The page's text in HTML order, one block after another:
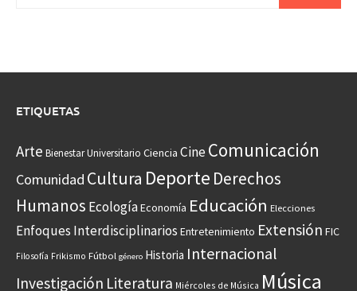
ETIQUETAS
Arte Bienestar Universitario Ciencia CineComunicación
Comunidad Cultura Deporte Derechos
Humanos EcologíaEconomía Educación Elecciones
Enfoques Interdisciplinarios Entretenimiento Extensión FIC
Filosofía Frikismo Fútbol género Historia Internacional
Investigación Literatura Miércoles de Música Música